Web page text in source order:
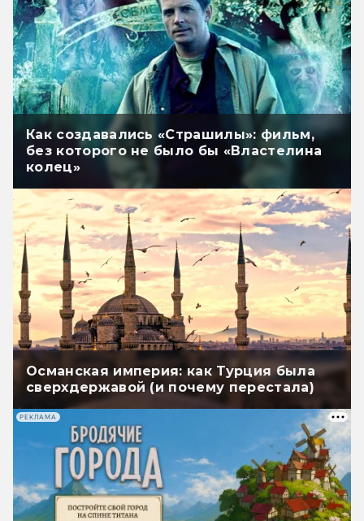
Как создавались «Страшилы»: фильм,
без которого не было бы «Властелина
колец»
Османская империя: как Турция была
сверхдержавой (и почему перестала)
РЕКЛАМА